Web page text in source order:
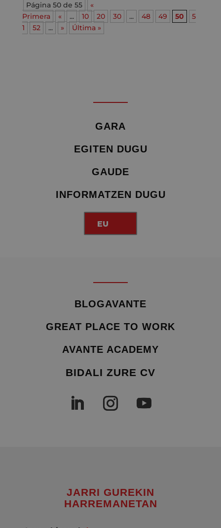
Página 50 de 55
«
Primera
« ... 10 20 30 ... 48 49 50
5
1
52 ... » Última »
GARA
EGITEN DUGU
GAUDE
INFORMATZEN DUGU
EU
BLOGAVANTE
GREAT PLACE TO WORK
AVANTE ACADEMY
BIDALI ZURE CV
JARRI GUREKIN
HARREMANETAN